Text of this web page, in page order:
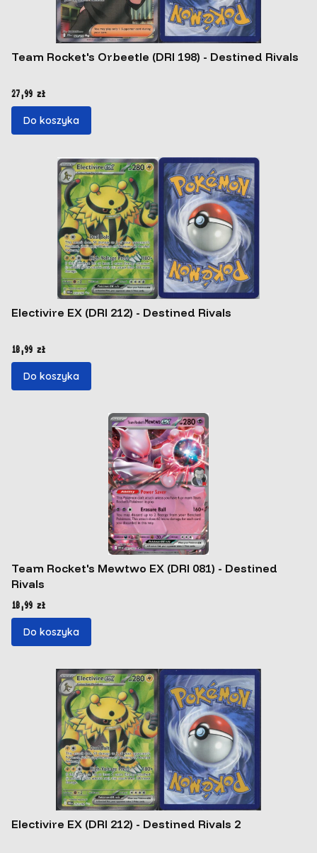
Team Rocket's Orbeetle (DRI 198) - Destined Rivals
Cena
27,99 zł
Do koszyka
Electivire EX (DRI 212) - Destined Rivals
Cena
18,99 zł
Do koszyka
Team Rocket's Mewtwo EX (DRI 081) - Destined
Rivals
Cena
18,99 zł
Do koszyka
Electivire EX (DRI 212) - Destined Rivals 2